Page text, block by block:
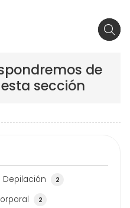
Depilación 2
2
de
sección